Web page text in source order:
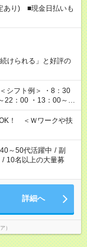
あり) ■現金日払いも
けられる」と好評の
22：00 ・13：00～
！ ＜Ｗワークや扶
40～50代活躍中 / 副
/ 10名以上の大量募
詳細へ
）